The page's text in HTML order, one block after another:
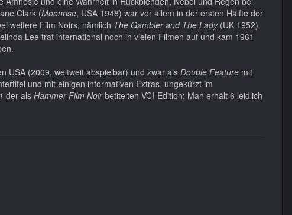
Clark (Moonrise, USA 1948) war vor allem in der ersten Hälfte der
weitere Film Noirs, nämlich The Gambler and The Lady(UK 1952)
Lee trat international noch in vielen Filmen auf und kam 1961
USA (2009, weltweit abspielbar) und zwar als Double Feature mit
und mit einigen informativen Extras, ungekürzt im
der als Hammer Film Noirbetitelten VCI-Edition: Man erhält 6 leidlich